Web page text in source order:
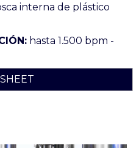
interna de plástico
hasta 1.500 bpm -